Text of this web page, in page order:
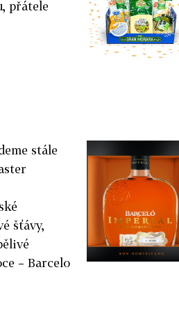
přátele
stále
šťávy,
– Barcelo